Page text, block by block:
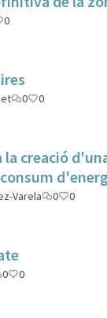
0
0 0
la creació
Varela 0 0
0 0